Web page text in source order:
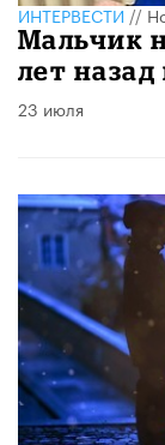
ИНТЕРВЕСТИ//
Мальчик
лет
23 июля